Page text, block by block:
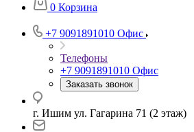
0 Корзина
+7 9091891010 Офис
Телефоны
+7 9091891010 Офис
Заказать звонок
г. Ишим ул. Гагарина 71 (2 этаж)